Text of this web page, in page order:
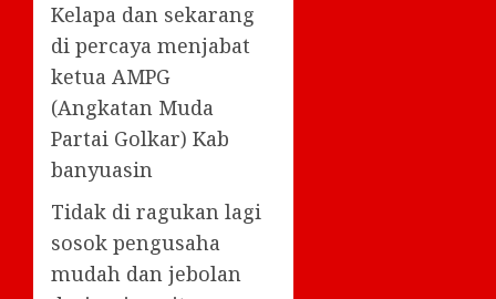
Kelapa dan sekarang
di percaya menjabat
ketua AMPG
(Angkatan Muda
Partai Golkar) Kab
banyuasin
Tidak di ragukan lagi
sosok pengusaha
mudah dan jebolan